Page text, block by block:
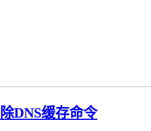
DNS缓存命令